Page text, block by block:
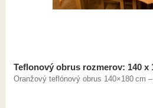
Teflonový obrus rozmerov: 140 x
Oranžový teflónový obrus 140×180 cm